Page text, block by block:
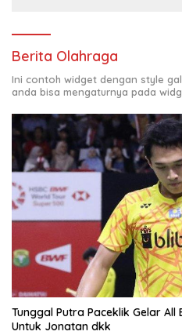
Berita Olahraga
Ini contoh widget dengan style
anda bisa mengaturnya pada
Tunggal Putra Paceklik Gelar All
Untuk Jonatan dkk